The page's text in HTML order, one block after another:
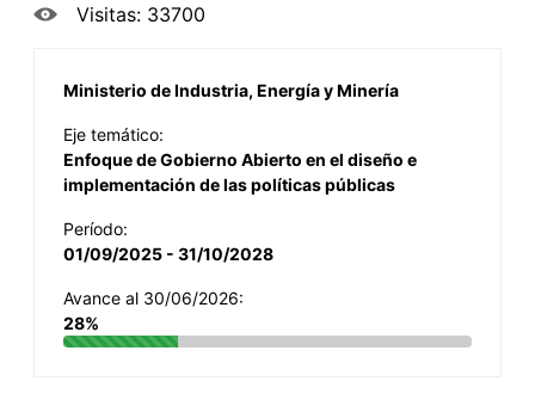
Visitas: 33700
Ministerio de Industria, Energía y Minería
Eje temático:
Enfoque de Gobierno Abierto en el diseño e
implementación de las políticas públicas
Período:
01/09/2025 - 31/10/2028
Avance al 30/06/2026:
28%